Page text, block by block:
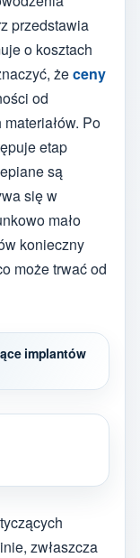
przedstawia
o kosztach
żeceny
od
Po
etap
są
się w
mało
konieczny
może trwać od
implantów
zwłaszcza